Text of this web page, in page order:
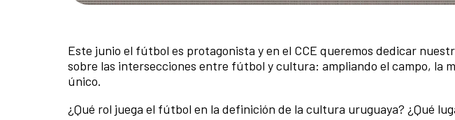
Este junio el fútbol es protagonista y en el CCE queremos dedicar
sobre las intersecciones entre fútbol y cultura: ampliando el campo, la
único.
¿Qué rol juega el fútbol en la definición de la cultura uruguaya? ¿Qué